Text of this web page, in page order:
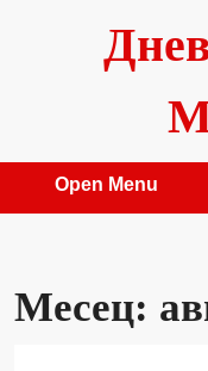
Open Menu
Месец: